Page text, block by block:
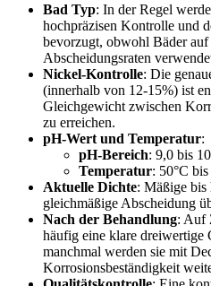
Bad Typ: In der Regel
hochpräzisen Kontrolle und
bevorzugt, obwohl Bäder auf
Abscheidungsraten
Nickel-Kontrolle: Die
(innerhalb von 12-15%) ist
Gleichgewicht zwischen
zu erreichen.
pH-Wert und Temperatur:
pH-Bereich: 9,0 bis
Temperatur: 50°C bis
Aktuelle Dichte: Mäßige bis
gleichmäßige Abscheidung
Nach der Behandlung: Auf
häufig eine klare dreiwertige
manchmal werden sie mit
Korrosionsbeständigkeit